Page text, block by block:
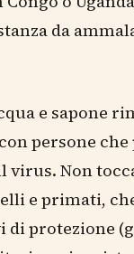
da
e sapone
persone che
Non
e primati,
di protezione